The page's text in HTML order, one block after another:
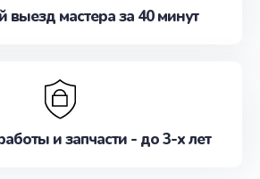
выезд мастера за 40 минут
и запчасти - до 3-х лет